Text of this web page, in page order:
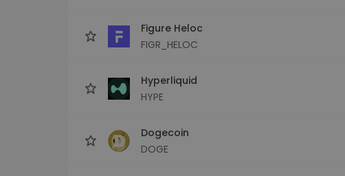
Figure Heloc
FIGR_HELOC
Hyperliquid
HYPE
Dogecoin
DOGE